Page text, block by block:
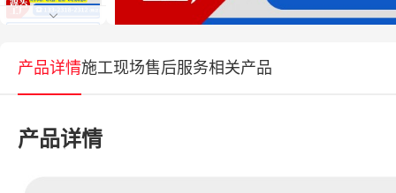
产品详情施工现场售后服务相关产品
产品详情